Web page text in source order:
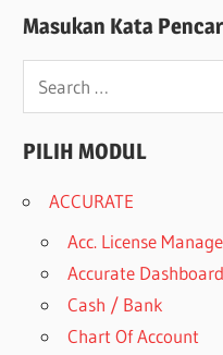
Masukan Kata
PILIH MODUL
ACCURATE
Acc. License
Accurate Dashboard
Cash / Bank
Chart Of Account